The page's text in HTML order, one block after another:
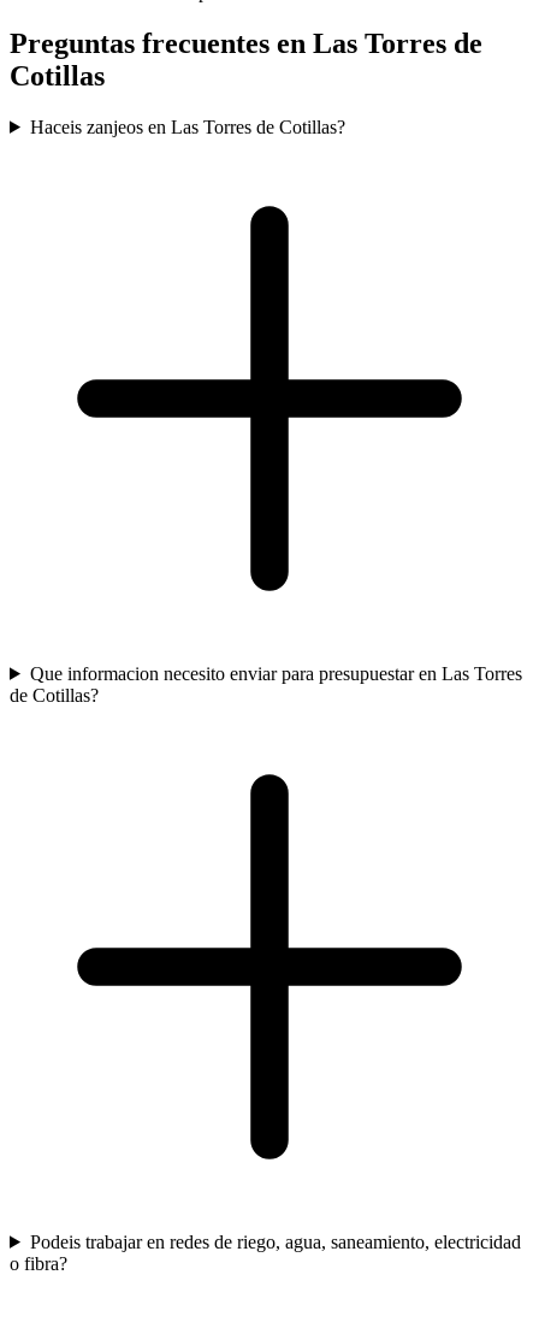
Preguntas frecuentes en Las Torres de
Cotillas
Haceis zanjeos en Las Torres de Cotillas?
Que informacion necesito enviar para presupuestar en Las Torres
de Cotillas?
Podeis trabajar en redes de riego, agua, saneamiento, electricidad
o fibra?